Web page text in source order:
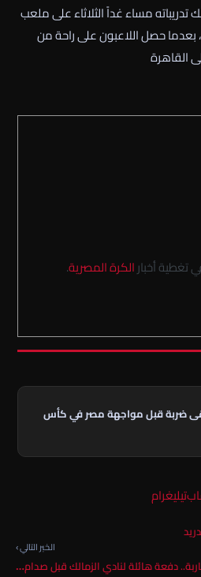
تدريباته مساء غداً الثلاثاء على ملعب
بعدما حصل اللاعبون على راحة من
القاهرة
أخبارالكرة المصرية.
ضربة قبل مواجهة مصر في كأس
تيليغرام
الخبر التالي ›
دفعة هائلة لنادي الزمالك قبل صدام…